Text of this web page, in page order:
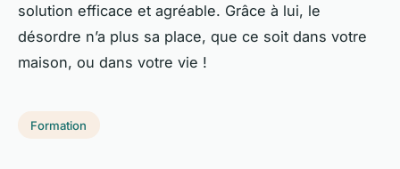
solution efficace et agréable. Grâce à lui, le
désordre n’a plus sa place, que ce soit dans votre
maison, ou dans votre vie !
Formation